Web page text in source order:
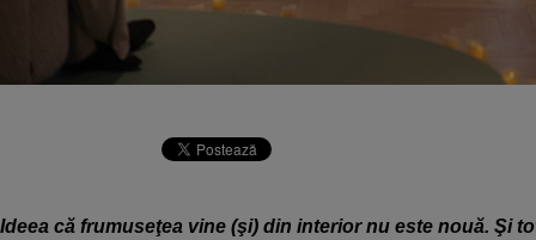
Ideea că frumuseţea vine (şi) din interior nu este nouă. Şi